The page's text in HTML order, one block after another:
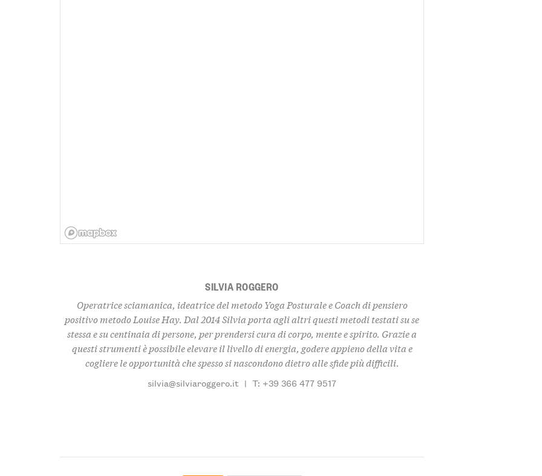
SILVIA ROGGERO
Operatrice sciamanica, ideatrice del metodo Yoga Posturale e Coach di pensiero
positivo metodo Louise Hay. Dal 2014 Silvia porta agli altri questi metodi testati su se
stessa e su centinaia di persone, per prendersi cura di corpo, mente e spirito. Grazie a
questi strumenti è possibile elevare il livello di energia, godere appieno della vita e
cogliere le opportunità che spesso si nascondono dietro alle sfide più difficili.
silvia@silviaroggero.it | T: +39 366 477 9517